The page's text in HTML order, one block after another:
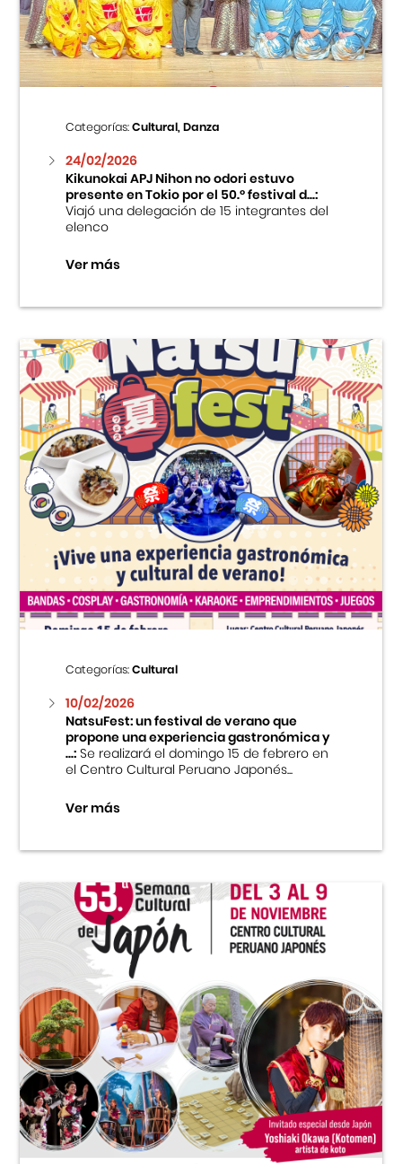
Centro Cultural Peruano Japonés
Cursos
Museo de la Inmigración Japonesa
Fondo Editorial
Teatro Peruano Japonés
Categorías:Cultural, Danza
24/02/2026
Kikunokai APJ Nihon no odori estuvo
presente en Tokio por el 50.º festival d...:
Viajó una delegación de 15 integrantes del
elenco
Ver más
Categorías:Cultural
10/02/2026
NatsuFest: un festival de verano que
propone una experiencia gastronómica y
...:Se realizará el domingo 15 de febrero en
el Centro Cultural Peruano Japonés...
Ver más